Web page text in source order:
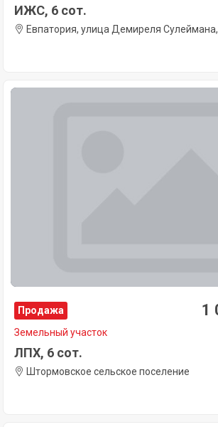
ИЖС, 6 сот.
Евпатория, улица Демиреля
Продажа 1
Земельный участок
ЛПХ, 6 сот.
Штормовское сельское поселение